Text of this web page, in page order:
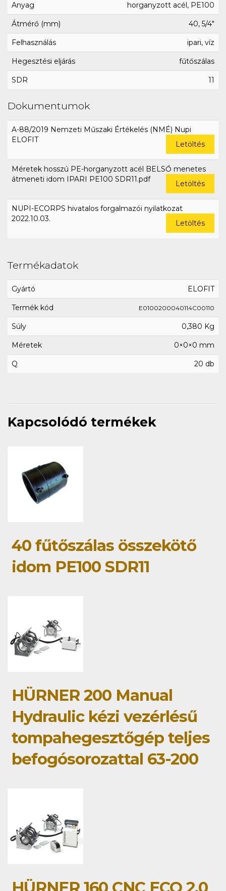
Anyag horganyzott acél, PE100
Átmérő (mm) 40, 5/4"
Felhasználás ipari, víz
Hegesztési eljárás fűtőszálas
SDR 11
Dokumentumok
A-88/2019 Nemzeti Műszaki Értékelés (NMÉ) Nupi
ELOFIT
Letöltés
Méretek hosszú PE-horganyzott acél BELSŐ menetes
átmeneti idom IPARI PE100 SDR11.pdf
Letöltés
NUPI-ECORPS hivatalos forgalmazói nyilatkozat
2022.10.03.
Letöltés
Termékadatok
Gyártó ELOFIT
Termék kód E0100200040114C00110
Súly 0,380 Kg
Méretek 0×0×0 mm
Q 20 db
Kapcsolódó termékek
40 fűtőszálas összekötő
idom PE100 SDR11
HÜRNER 200 Manual
Hydraulic kézi vezérlésű
tompahegesztőgép teljes
befogósorozattal 63-200